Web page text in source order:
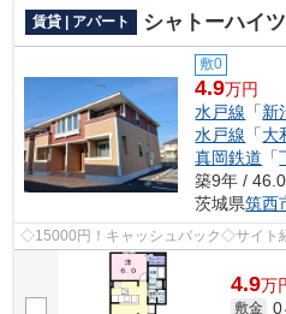
賃貸 | アパート シャトーハイ
敷0
4.9万円
水戸線 「新
水戸線 「大
真岡鉄道 「
築9年 /
茨城県筑西
◇15000円！キャッシュバック◇サイト
4.9万
敷金 0